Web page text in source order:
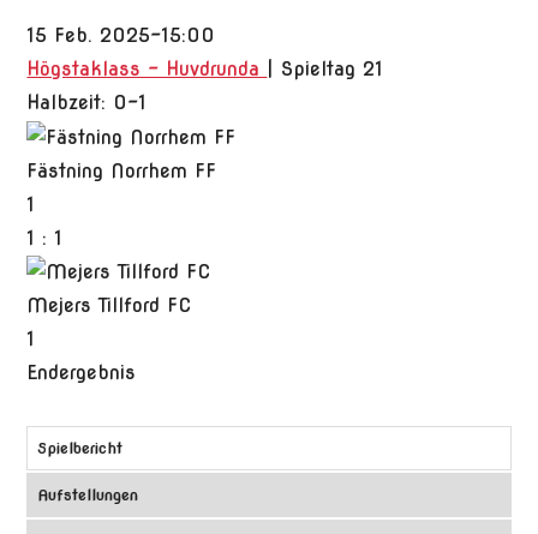
15 Feb. 2025-15:00
Högstaklass - Huvdrunda
| Spieltag 21
Halbzeit: 0-1
Fästning Norrhem FF
1
1 : 1
Mejers Tillford FC
1
Endergebnis
Spielbericht
Aufstellungen